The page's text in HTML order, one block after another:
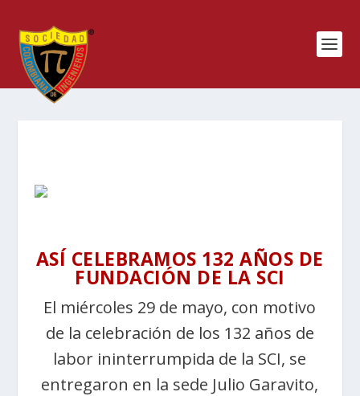
ASÍ CELEBRAMOS 132 AÑOS DE
FUNDACIÓN DE LA SCI
El miércoles 29 de mayo, con motivo
de la celebración de los 132 años de
labor ininterrumpida de la SCI, se
entregaron en la sede Julio Garavito,